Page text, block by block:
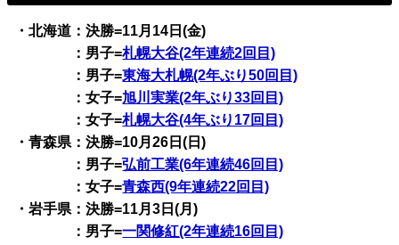
・北海道：決勝=11月14日(金)
：男子=札幌大谷(2年連続2回目)
：男子=東海大札幌(2年ぶり50回目)
：女子=旭川実業(2年ぶり33回目)
：女子=札幌大谷(4年ぶり17回目)
・青森県：決勝=10月26日(日)
：男子=弘前工業(6年連続46回目)
：女子=青森西(9年連続22回目)
・岩手県：決勝=11月3日(月)
：男子=一関修紅(2年連続16回目)